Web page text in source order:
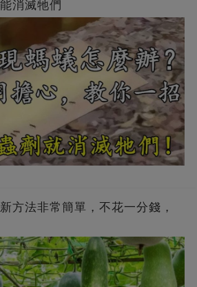
消滅牠們
方法非常簡單，不花一分錢，